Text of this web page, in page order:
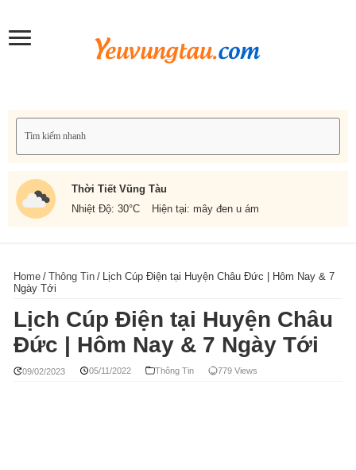
Thời Tiết Vũng Tàu
Nhiệt Độ: 30°C Hiện tại: mây đen u ám
Home / Thông Tin / Lịch Cúp Điện tại Huyện Châu Đức | Hôm Nay & 7
Ngày Tới
Lịch Cúp Điện tại Huyện Châu
Đức | Hôm Nay & 7 Ngày Tới
09/02/2023 05/11/2022 Thông Tin 779 Views